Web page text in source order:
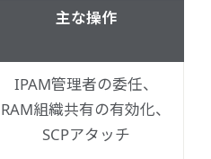
主な操作
IPAM管理者の委任、
RAM組織共有の有効化、
SCPアタッチ